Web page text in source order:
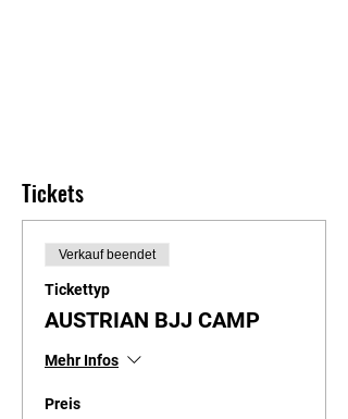
Tickets
Verkauf beendet
Tickettyp
AUSTRIAN BJJ CAMP
Mehr Infos
Preis